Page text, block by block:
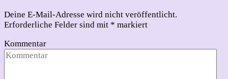
Deine E-Mail-Adresse wird nicht veröffentlicht.
Erforderliche Felder sind mit * markiert
Kommentar